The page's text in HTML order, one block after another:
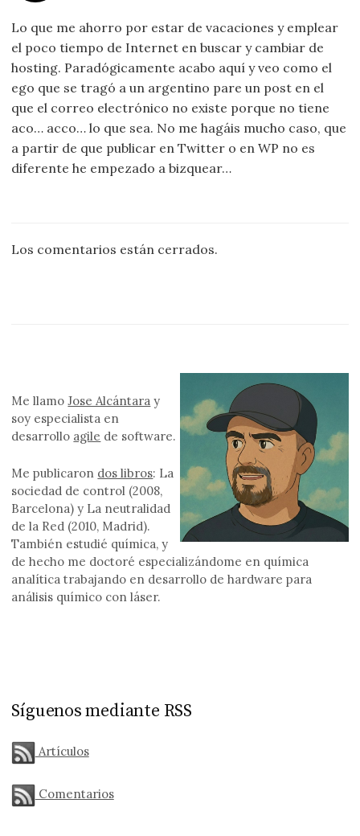
Lo que me ahorro por estar de vacaciones y emplear
el poco tiempo de Internet en buscar y cambiar de
hosting. Paradógicamente acabo aquí y veo como el
ego que se tragó a un argentino pare un post en el
que el correo electrónico no existe porque no tiene
aco… acco… lo que sea. No me hagáis mucho caso, que
a partir de que publicar en Twitter o en WP no es
diferente he empezado a bizquear…
Los comentarios están cerrados.
Me llamoJose Alcántara y
soy especialista en
desarrollo agile de software.
Me publicaron dos libros: La
sociedad de control (2008,
Barcelona) y La neutralidad
de la Red (2010, Madrid).
También estudié química, y
de hecho me doctoré especializándome en química
analítica trabajando en desarrollo de hardware para
análisis químico con láser.
Síguenos mediante RSS
Artículos
Comentarios